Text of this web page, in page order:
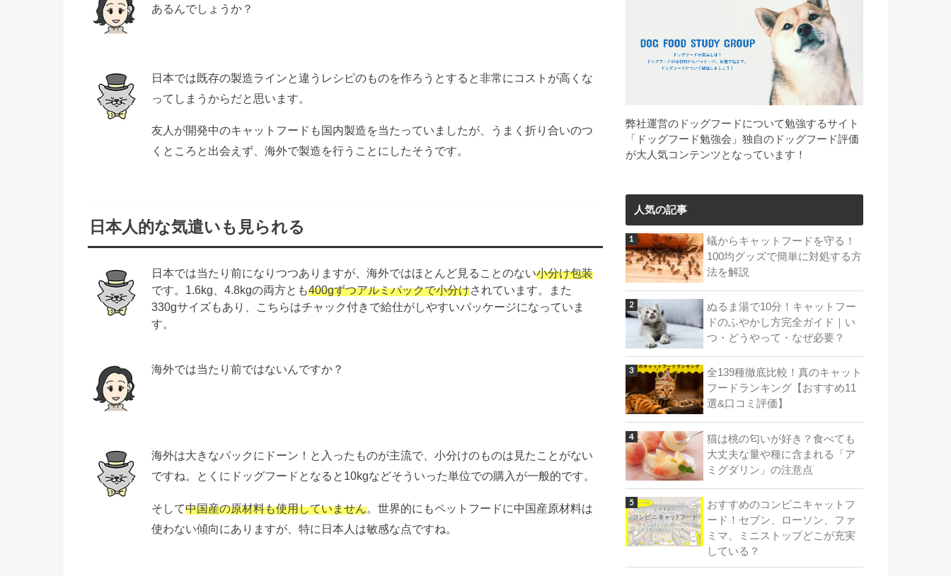
あるんでしょうか？
日本では既存の製造ラインと違うレシピのものを作ろうとすると非常にコストが高くな
ってしまうからだと思います。
友人が開発中のキャットフードも国内製造を当たっていましたが、うまく折り合いのつ
くところと出会えず、海外で製造を行うことにしたそうです。
日本人的な気遣いも見られる
日本では当たり前になりつつありますが、海外ではほとんど見ることのない小分け包装
です。1.6kg、4.8kgの両方とも400gずつアルミパックで小分けされています。また
330gサイズもあり、こちらはチャック付きで給仕がしやすいパッケージになっていま
す。
海外では当たり前ではないんですか？
海外は大きなパックにドーン！と入ったものが主流で、小分けのものは見たことがない
ですね。とくにドッグフードとなると10kgなどそういった単位での購入が一般的です。
そして中国産の原材料も使用していません。世界的にもペットフードに中国産原材料は
使わない傾向にありますが、特に日本人は敏感な点ですね。
弊社運営のドッグフードについて勉強するサイト
「ドッグフード勉強会」独自のドッグフード評価
が大人気コンテンツとなっています！
人気の記事
蟻からキャットフードを守る！
100均グッズで簡単に対処する方
法を解説
ぬるま湯で10分！キャットフー
ドのふやかし方完全ガイド｜い
つ・どうやって・なぜ必要？
全139種徹底比較！真のキャット
フードランキング【おすすめ11
選&口コミ評価】
猫は桃の匂いが好き？食べても
大丈夫な量や種に含まれる「ア
ミグダリン」の注意点
おすすめのコンビニキャットフ
ード！セブン、ローソン、ファ
ミマ、ミニストップどこが充実
している？